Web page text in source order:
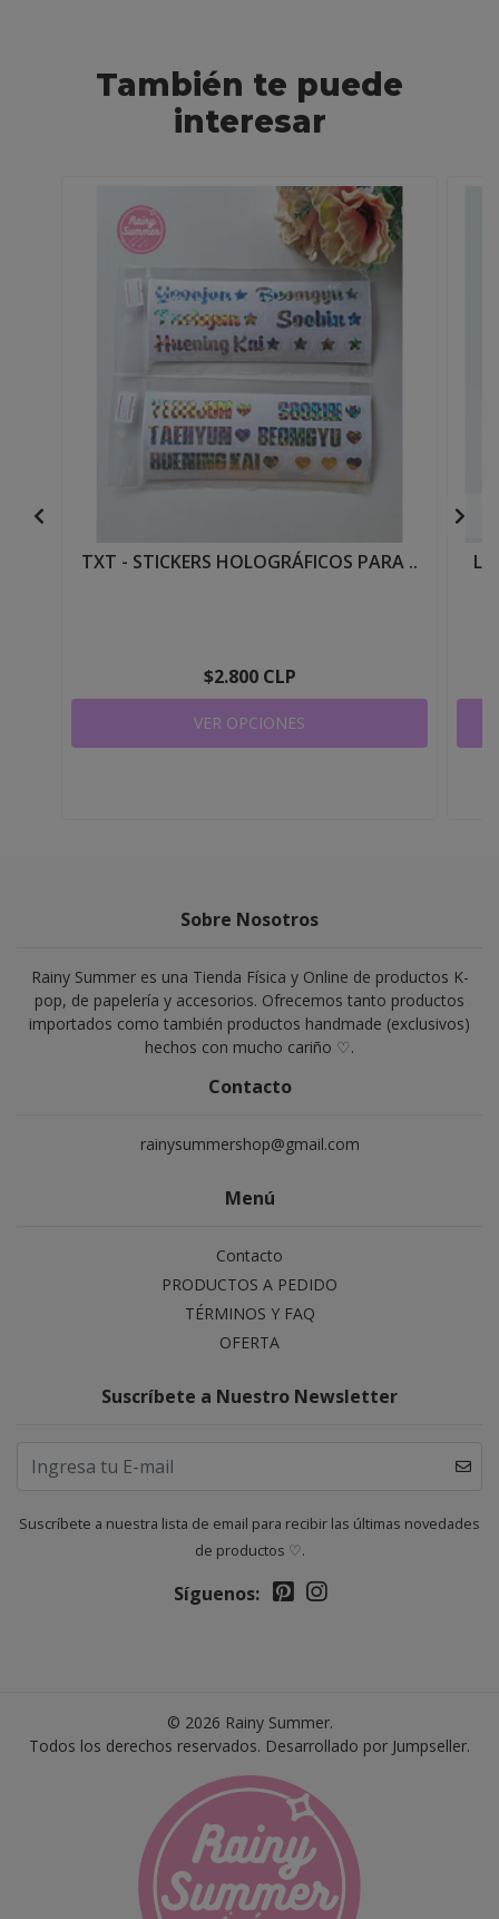
También te puede
interesar
TXT - STICKERS HOLOGRÁFICOS PARA ..
$2.800 CLP
VER OPCIONES
LE
Sobre Nosotros
Rainy Summer es una Tienda Física y Online de productos K-
pop, de papelería y accesorios. Ofrecemos tanto productos
importados como también productos handmade (exclusivos)
hechos con mucho cariño ♡.
Contacto
rainysummershop@gmail.com
Menú
Contacto
PRODUCTOS A PEDIDO
TÉRMINOS Y FAQ
OFERTA
Suscríbete a Nuestro Newsletter
Suscríbete a nuestra lista de email para recibir las últimas novedades
de productos ♡.
Síguenos:
© 2026 Rainy Summer.
Todos los derechos reservados. Desarrollado por Jumpseller.